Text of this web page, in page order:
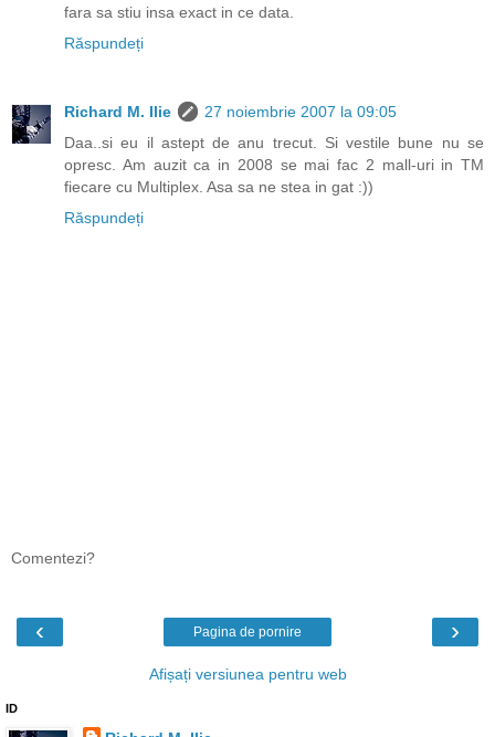
fara sa stiu insa exact in ce data.
Răspundeți
Richard M. Ilie
27 noiembrie 2007 la 09:05
Daa..si eu il astept de anu trecut. Si vestile bune nu se
opresc. Am auzit ca in 2008 se mai fac 2 mall-uri in TM
fiecare cu Multiplex. Asa sa ne stea in gat :))
Răspundeți
Comentezi?
‹ ›
Pagina de pornire
Afișați versiunea pentru web
ID